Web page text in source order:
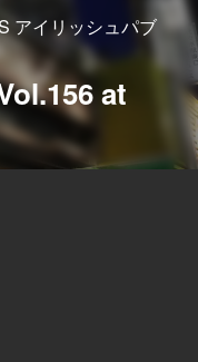
アイリッシュパブ
at